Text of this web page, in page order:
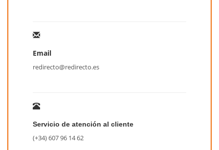
Email
redirecto@redirecto.es
Servicio de atención al cliente
(+34) 607 96 14 62